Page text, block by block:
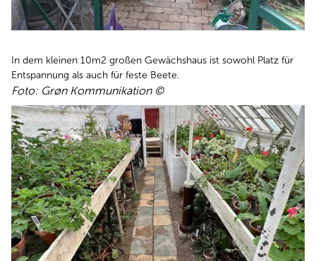
In dem kleinen 10m2 großen Gewächshaus ist sowohl Platz für
Entspannung als auch für feste Beete.
Foto: Grøn Kommunikation ©